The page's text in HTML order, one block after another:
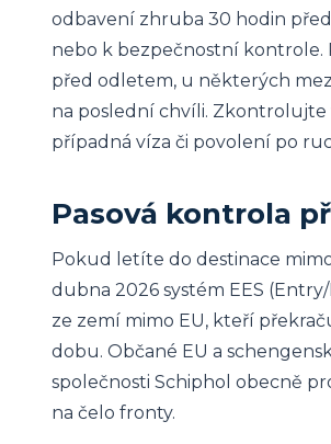
odbavení zhruba 30 hodin
nebo k bezpečnostní kontrole.
před odletem, u některých
na poslední chvíli. Zkontrolujte
případná víza či povolení po
Pasová kontrola
Pokud letíte do destinace
dubna 2026 systém EES
ze zemí mimo EU, kteří
dobu. Občané EU a
společnosti Schiphol obecně
na čelo fronty.